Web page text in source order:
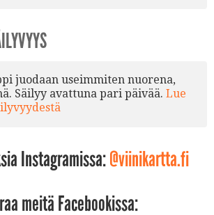
juodaan useimmiten nuorena,
Säilyy avattuna pari päivää. Lue
Instagramissa:@viinikartta.fi
meitä Facebookissa: